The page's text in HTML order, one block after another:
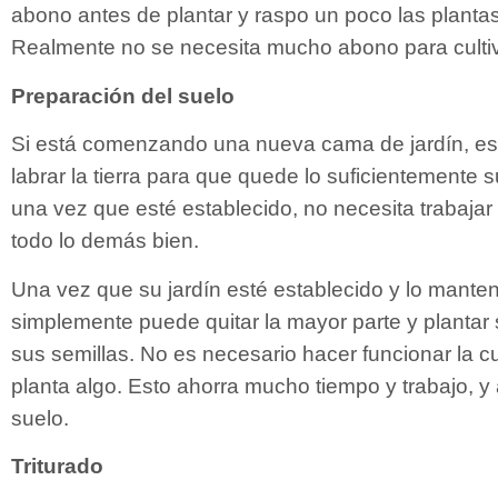
abono antes de plantar y raspo un poco las
Realmente no se necesita mucho abono para
Preparación del suelo
Si está comenzando una nueva cama de jardín,
labrar la tierra para que quede lo suficientemente
una vez que esté establecido, no necesita
todo lo demás bien.
Una vez que su jardín esté establecido y lo
simplemente puede quitar la mayor parte y
sus semillas. No es necesario hacer funcionar la
planta algo. Esto ahorra mucho tiempo y trabajo,
suelo.
Triturado